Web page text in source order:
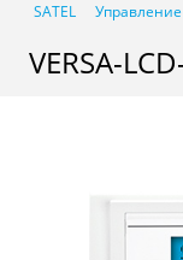
SATEL
VERSA-